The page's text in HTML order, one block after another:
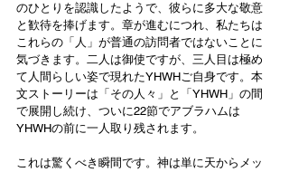
のひとりを認識したようで、彼らに多大な敬意
と歓待を捧げます。章が進むにつれ、私たちは
これらの「人」が普通の訪問者ではないことに
気づきます。二人は御使ですが、三人目は極め
て人間らしい姿で現れたYHWHご自身です。本
文ストーリーは「その人々」と「YHWH」の間
で展開し続け、ついに22節でアブラハムは
YHWHの前に一人取り残されます。
これは驚くべき瞬間です。神は単に天からメッ